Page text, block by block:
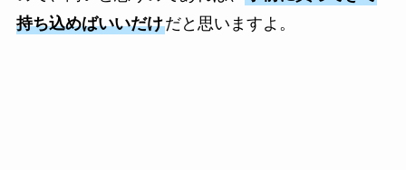
持ち込めばいいだけだと思いますよ。